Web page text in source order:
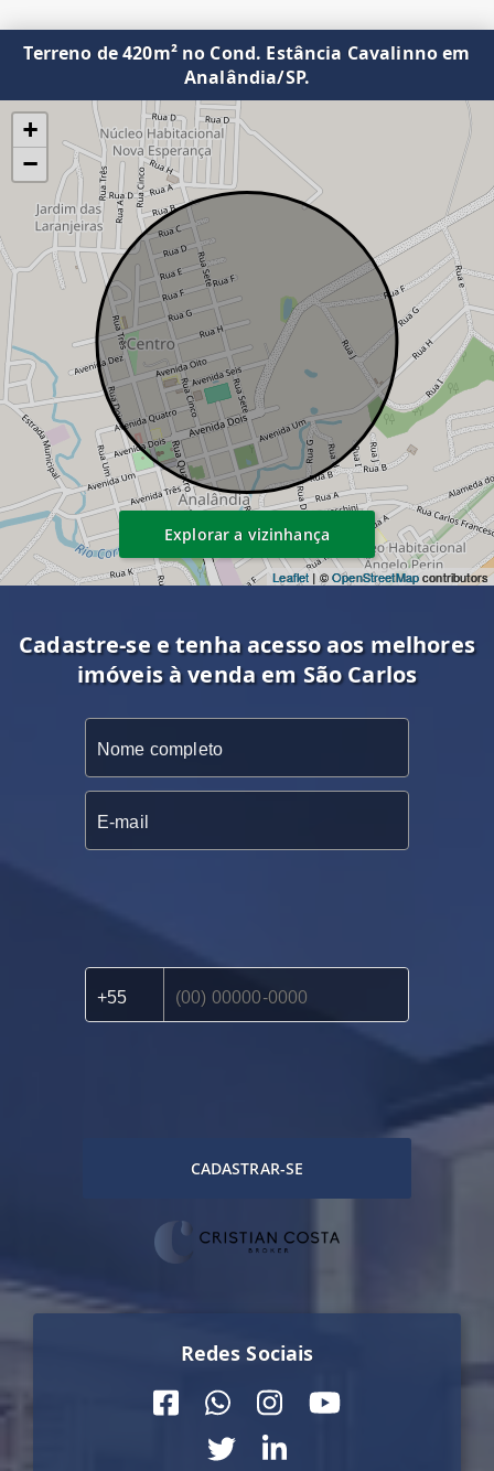
Terreno de 420m² no Cond. Estância Cavalinno em
Analândia/SP.
+
−
Leaflet| ©OpenStreetMapcontributors
Explorar a vizinhança
Cadastre-se e tenha acesso aos melhores
imóveis à venda em São Carlos
CADASTRAR-SE
Redes Sociais